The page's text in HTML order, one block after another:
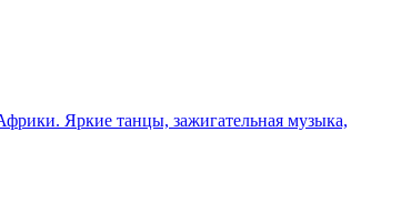
Яркие танцы, зажигательная музыка,